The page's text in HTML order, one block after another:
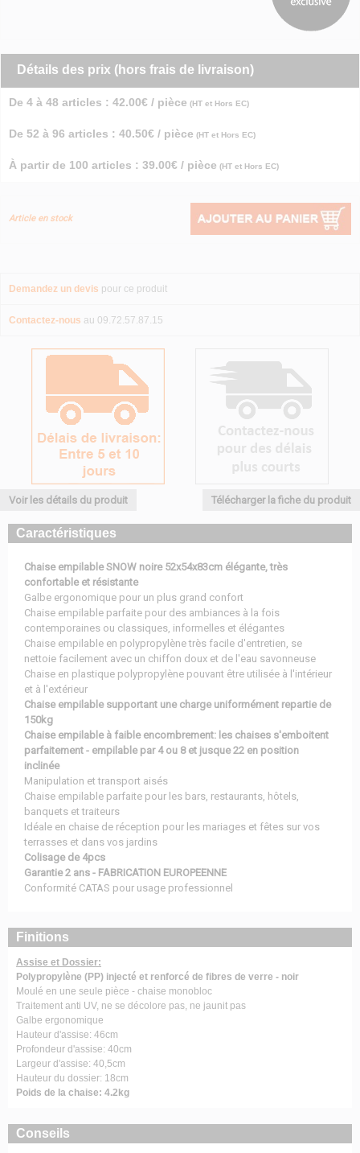
Détails des prix (hors frais de livraison)
De 4 à 48 articles : 42.00€ / pièce (HT et Hors EC)
De 52 à 96 articles : 40.50€ / pièce (HT et Hors EC)
À partir de 100 articles : 39.00€ / pièce (HT et Hors EC)
Article en stock
Demandez un devis pour ce produit
Contactez-nous au 09.72.57.87.15
Voir les détails du produit Télécharger la fiche du produit
Caractéristiques
Chaise empilable SNOW noire 52x54x83cm élégante, très
confortable et résistante
Galbe ergonomique pour un plus grand confort
Chaise empilable parfaite pour des ambiances à la fois
contemporaines ou classiques, informelles et élégantes
Chaise empilable en polypropylène très facile d'entretien, se
nettoie facilement avec un chiffon doux et de l'eau savonneuse
Chaise en plastique polypropylène pouvant être utilisée à l'intérieur
et à l'extérieur
Chaise empilable supportant une charge uniformément repartie de
150kg
Chaise empilable à faible encombrement: les chaises s'emboitent
parfaitement - empilable par 4 ou 8 et jusque 22 en position
inclinée
Manipulation et transport aisés
Chaise empilable parfaite pour les bars, restaurants, hôtels,
banquets et traiteurs
Idéale en chaise de réception pour les mariages et fêtes sur vos
terrasses et dans vos jardins
Colisage de 4pcs
Garantie 2 ans - FABRICATION EUROPEENNE
Conformité CATAS pour usage professionnel
Finitions
Assise et Dossier:
Polypropylène (PP) injecté et renforcé de fibres de verre - noir
Moulé en une seule pièce - chaise monobloc
Traitement anti UV, ne se décolore pas, ne jaunit pas
Galbe ergonomique
Hauteur d'assise: 46cm
Profondeur d'assise: 40cm
Largeur d'assise: 40,5cm
Hauteur du dossier: 18cm
Poids de la chaise: 4.2kg
Conseils